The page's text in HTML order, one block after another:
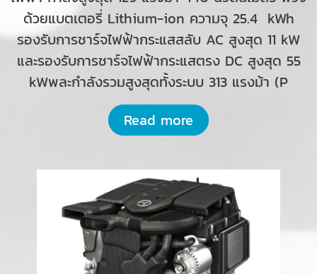
ด้วยแบตเตอรี่ Lithium-ion ความจุ 25.4 kWh
รองรับการชาร์จไฟฟ้ากระแสสลับ AC สูงสุด 11 kW
และรองรับการชาร์จไฟฟ้ากระแสตรง DC สูงสุด 55
kWพละกำลังรวมสูงสุดทั้งระบบ 313 แรงม้า (P
Read more